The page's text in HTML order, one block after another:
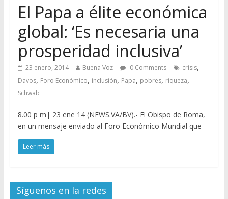
El Papa a élite económica
global: ‘Es necesaria una
prosperidad inclusiva’
23 enero, 2014 Buena Voz 0 Comments crisis,
Davos, Foro Económico, inclusión, Papa, pobres, riqueza,
Schwab
8.00 p m| 23 ene 14 (NEWS.VA/BV).- El Obispo de Roma,
en un mensaje enviado al Foro Económico Mundial que
Leer más
Síguenos en la redes